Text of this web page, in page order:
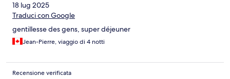
18 lug 2025
Traduci con Google
gentillesse des gens, super déjeuner
Jean-Pierre, viaggio di 4 notti
Recensione verificata